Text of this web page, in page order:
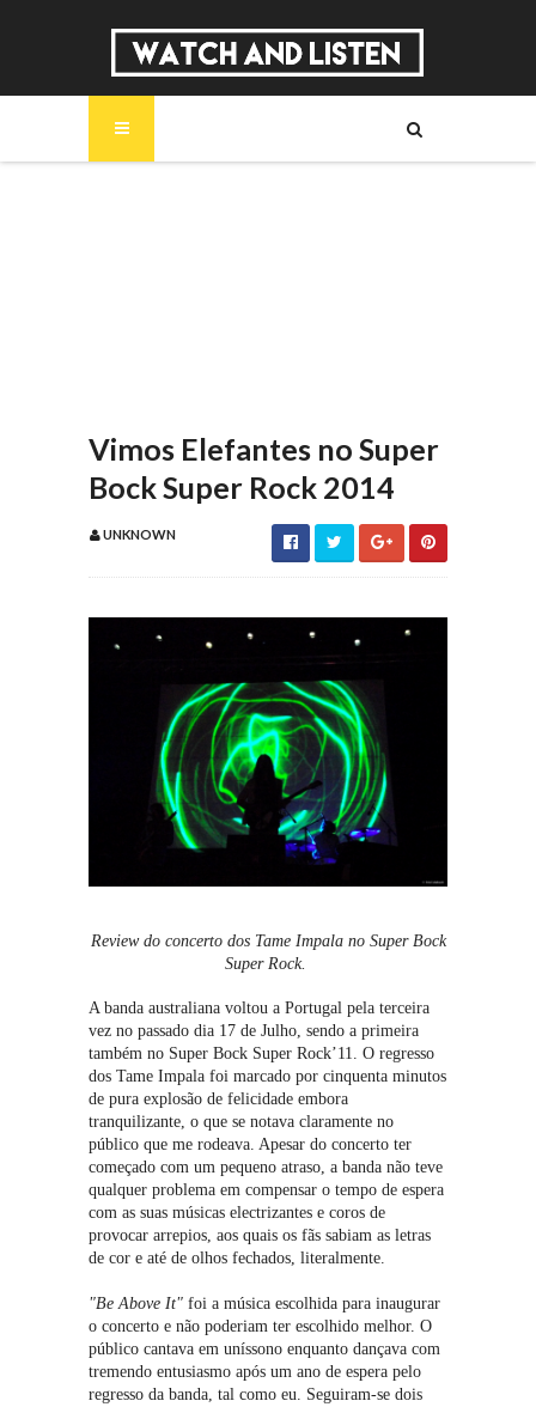
Vimos Elefantes no Super
Bock Super Rock 2014
UNKNOWN
Review do concerto dos Tame Impala no Super Bock
Super Rock.
A banda australiana voltou a Portugal pela terceira
vez no passado dia 17 de Julho, sendo a primeira
também no Super Bock Super Rock’11. O regresso
dos Tame Impala foi marcado por cinquenta minutos
de pura explosão de felicidade embora
tranquilizante, o que se notava claramente no
público que me rodeava. Apesar do concerto ter
começado com um pequeno atraso, a banda não teve
qualquer problema em compensar o tempo de espera
com as suas músicas electrizantes e coros de
provocar arrepios, aos quais os fãs sabiam as letras
de cor e até de olhos fechados, literalmente.
"Be Above It" foi a música escolhida para inaugurar
o concerto e não poderiam ter escolhido melhor. O
público cantava em uníssono enquanto dançava com
tremendo entusiasmo após um ano de espera pelo
regresso da banda, tal como eu. Seguiram-se dois